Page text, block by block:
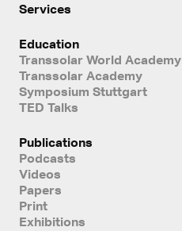
Services
Education
Transsolar World Academy
Transsolar Academy
Symposium Stuttgart
TED Talks
Publications
Podcasts
Videos
Papers
Print
Exhibitions